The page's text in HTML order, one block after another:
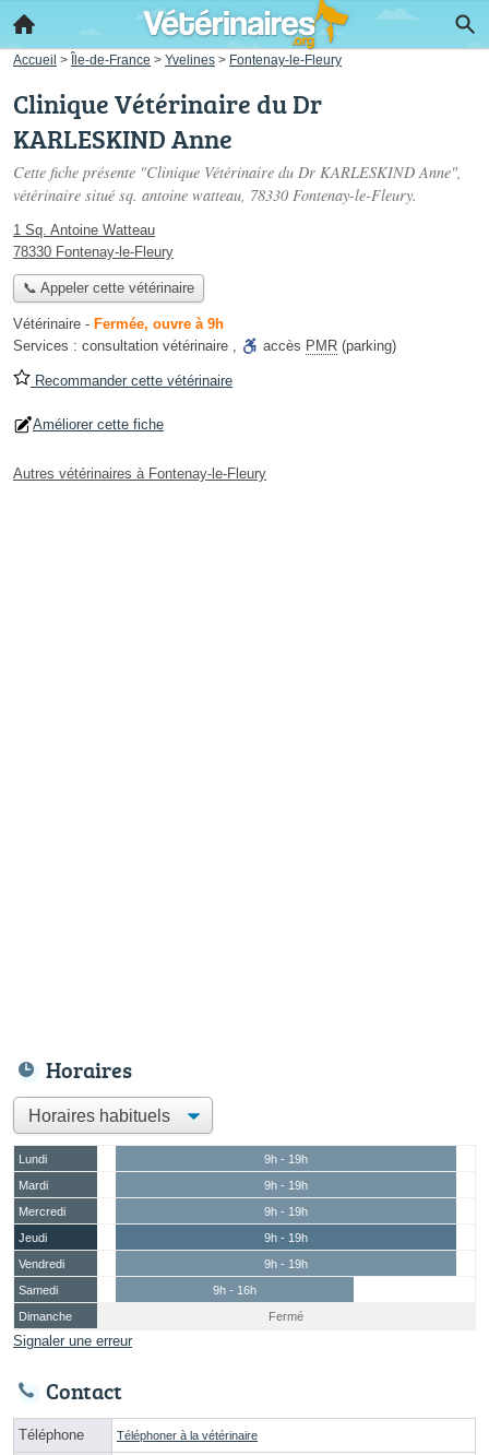
Accueil > Île-de-France > Yvelines > Fontenay-le-Fleury
Clinique Vétérinaire du Dr
KARLESKIND Anne
Cette fiche présente "Clinique Vétérinaire du Dr KARLESKIND Anne",
vétérinaire situé sq. antoine watteau, 78330 Fontenay-le-Fleury.
1 Sq. Antoine Watteau
78330 Fontenay-le-Fleury
📞 Appeler cette vétérinaire
Vétérinaire - Fermée, ouvre à 9h
Services : consultation vétérinaire , accès PMR (parking)
Recommander cette vétérinaire
Améliorer cette fiche
Autres vétérinaires à Fontenay-le-Fleury
Horaires
Lundi
9h - 19h
Mardi
9h - 19h
Mercredi
9h - 19h
Jeudi
9h - 19h
Vendredi
9h - 19h
Samedi
9h - 16h
Dimanche
Fermé
Signaler une erreur
Contact
Téléphone Téléphoner à la vétérinaire